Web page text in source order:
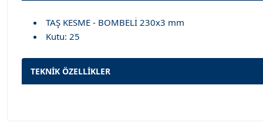
TAŞ KESME - BOMBELİ 230x3 mm
Kutu: 25
TEKNİK ÖZELLİKLER